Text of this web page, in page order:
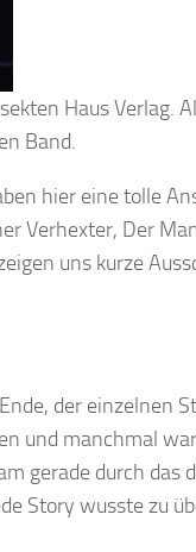
Haus Verlag.
Band.
hier eine tolle
Verhexter, Der
uns kurze
der einzelnen
und manchmal
gerade durch das
Story wusste zu